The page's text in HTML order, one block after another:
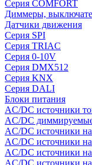
Серия COMFORT
Диммеры,
Датчики движения
Серия SPI
Серия TRIAC
Серия 0-10V
Серия DMX512
Серия KNX
Серия DALI
Блоки питания
AC/DC источники
AC/DC
AC/DC источники
AC/DC источники
AC/DC источники
AC/DC источники